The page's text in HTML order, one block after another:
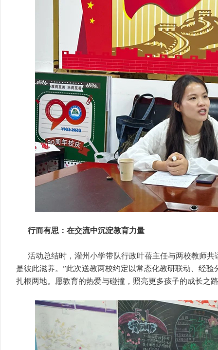
行而有思：在交流中沉淀教育力量
活动总结时，灌州小学带队行政叶蓓主任与两校教师
是彼此滋养。”此次送教两校约定以常态化教研联动、经验
扎根两地。愿教育的热爱与碰撞，照亮更多孩子的成长之